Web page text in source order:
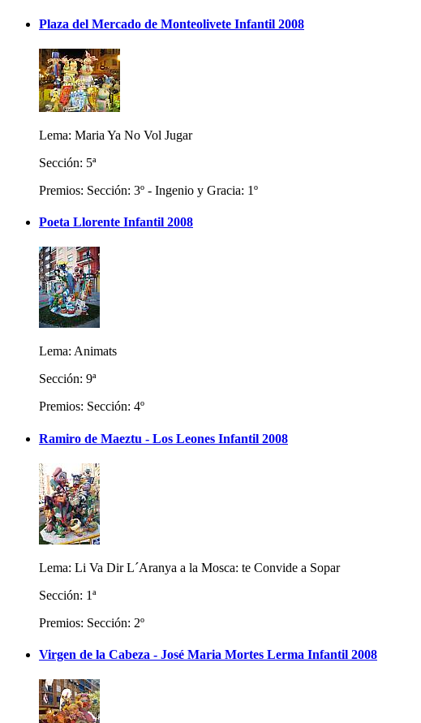
Plaza del Mercado de Monteolivete Infantil 2008
Lema: Maria Ya No Vol Jugar
Sección: 5ª
Premios: Sección: 3º - Ingenio y Gracia: 1º
Poeta Llorente Infantil 2008
Lema: Animats
Sección: 9ª
Premios: Sección: 4º
Ramiro de Maeztu - Los Leones Infantil 2008
Lema: Li Va Dir L´Aranya a la Mosca: te Convide a Sopar
Sección: 1ª
Premios: Sección: 2º
Virgen de la Cabeza - José Maria Mortes Lerma Infantil 2008